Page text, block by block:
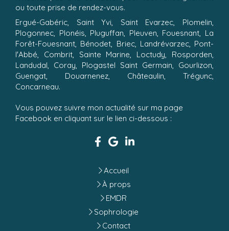
ou toute prise de rendez-vous.
Ergué-Gabéric, Saint Yvi, Saint Evarzec, Plomelin,
Plogonnec, Plonéis, Pluguffan, Pleuven, Fouesnant, La
Forêt-Fouesnant, Bénodet, Briec, Landrévarzec, Pont-
l'Abbé, Combrit, Sainte Marine, Loctudy, Rosporden,
Landudal, Coray, Plogastel Saint Germain, Gourlizon,
Guengat, Douarnenez, Châteaulin, Trégunc,
Concarneau.
Vous pouvez suivre mon actualité sur ma page
Facebook en cliquant sur le lien ci-dessous :
Accueil
À props
EMDR
Sophrologie
Contact